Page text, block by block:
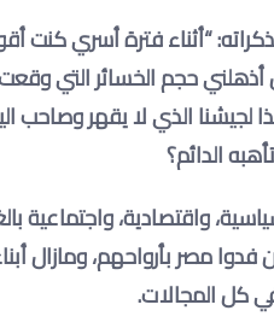
“أثناء فترة أسري كنت
حجم الخسائر التي وقعت
الذي لا يقهر وصاحب
الدائم؟
واقتصادية، واجتماعية
فدوا مصر بأرواحهم، ومازال
كل المجالات.